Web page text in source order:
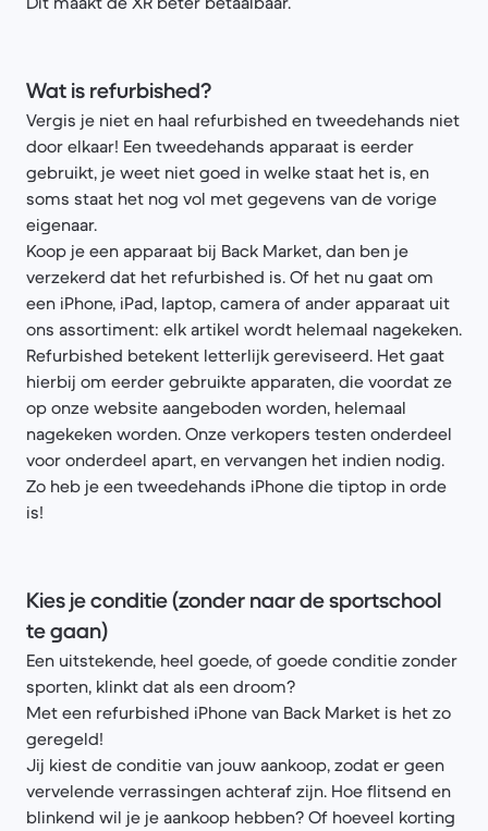
Wat is refurbished?
Vergis je niet en haal refurbished en tweedehands niet
door elkaar! Een tweedehands apparaat is eerder
gebruikt, je weet niet goed in welke staat het is, en
soms staat het nog vol met gegevens van de vorige
eigenaar.
Koop je een apparaat bij Back Market, dan ben je
verzekerd dat het refurbished is. Of het nu gaat om
een iPhone, iPad, laptop, camera of ander apparaat uit
ons assortiment: elk artikel wordt helemaal nagekeken.
Refurbished betekent letterlijk gereviseerd. Het gaat
hierbij om eerder gebruikte apparaten, die voordat ze
op onze website aangeboden worden, helemaal
nagekeken worden. Onze verkopers testen onderdeel
voor onderdeel apart, en vervangen het indien nodig.
Zo heb je een tweedehands iPhone die tiptop in orde
is!
Kies je conditie (zonder naar de sportschool
te gaan)
Een uitstekende, heel goede, of goede conditie zonder
sporten, klinkt dat als een droom?
Met een refurbished iPhone van Back Market is het zo
geregeld!
Jij kiest de conditie van jouw aankoop, zodat er geen
vervelende verrassingen achteraf zijn. Hoe flitsend en
blinkend wil je je aankoop hebben? Of hoeveel korting